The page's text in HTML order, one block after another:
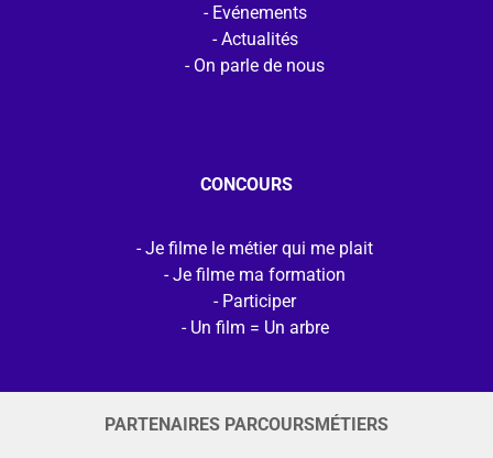
Evénements
Actualités
On parle de nous
CONCOURS
Je filme le métier qui me plait
Je filme ma formation
Participer
Un film = Un arbre
PARTENAIRES PARCOURSMÉTIERS